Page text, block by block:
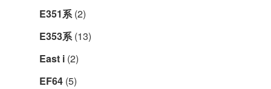
E351系(2)
E353系(13)
East i (2)
EF64 (5)